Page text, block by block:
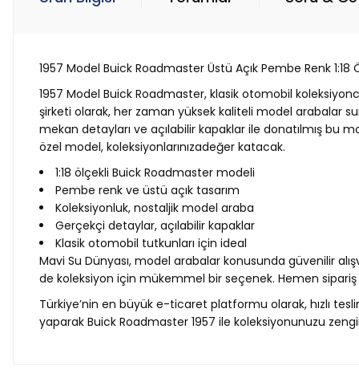
1957 Model Buick Roadmaster Üstü Açık Pembe Renk
1957 Model Buick Roadmaster, klasik otomobil
şirketi olarak, her zaman yüksek kaliteli model arabalar
mekan detayları ve açılabilir kapaklar ile donatılmış bu
özel model, koleksiyonlarınızadeğer katacak.
1:18 ölçekli Buick Roadmaster modeli
Pembe renk ve üstü açık tasarım
Koleksiyonluk, nostaljik model araba
Gerçekçi detaylar, açılabilir kapaklar
Klasik otomobil tutkunları için ideal
Mavi Su Dünyası, model arabalar konusunda güvenilir
de koleksiyon için mükemmel bir seçenek. Hemen
Türkiye’nin en büyük e-ticaret platformu olarak, hızlı
yaparak Buick Roadmaster 1957 ile koleksiyonunuzu